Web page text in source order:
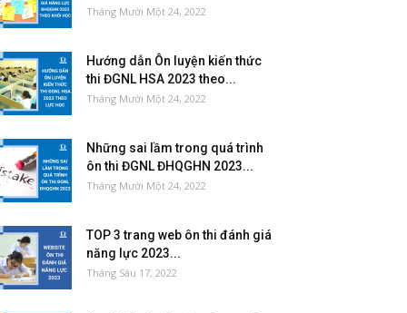
Tháng Mười Một 24, 2022
Hướng dẫn Ôn luyện kiến thức
thi ĐGNL HSA 2023 theo...
Tháng Mười Một 24, 2022
Những sai lầm trong quá trình
ôn thi ĐGNL ĐHQGHN 2023...
Tháng Mười Một 24, 2022
TOP 3 trang web ôn thi đánh giá
năng lực 2023...
Tháng Sáu 17, 2022